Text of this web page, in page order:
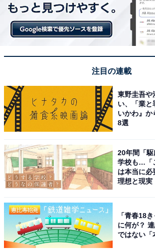
取材などのリポート記事も担当。All
About NEWSでのライター歴は5年。
こちらもおすすめ
“声の演技がすごいと思う”歴
ンキング！ ドリー役「室井
注目の連載
東野圭吾や
い、「業と
いかわ』か
8選
20年間「
学校も…「
は本当に必
理想と現実
「青春18
に何が？
ではない「